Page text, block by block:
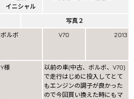
イニシャル
写真２
ボルボ V70 2013
Y様
以前の車(中古、ボルボ、V70)
で走行はじめに投入してとて
もエンジンの調子が良かった
ので今回買い換えた時にもマ